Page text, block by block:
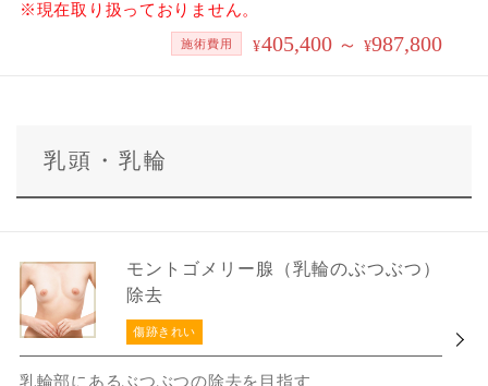
※現在取り扱っておりません。
施術費用 ¥405,400 ～ ¥987,800
乳頭・乳輪
モントゴメリー腺（乳輪のぶつぶつ）
除去
傷跡きれい
乳輪部にあるぶつぶつの除去を目指す